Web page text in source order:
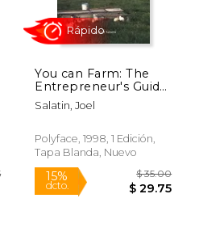
50%
You can Farm: The
Entrepreneur's Guide
to Start & Succeed in
a Farming Enterprise
Salatin, Joel
Polyface, 1998, 1 Edición,
Tapa Blanda, Nuevo